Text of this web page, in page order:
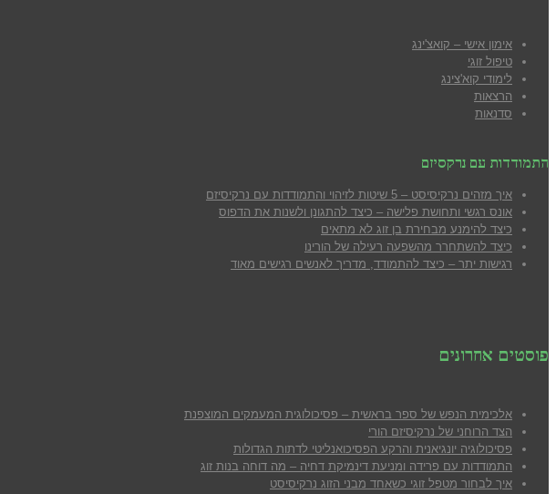
אימון אישי – קואצ'ינג
טיפול זוגי
לימודי קוא'צינג
הרצאות
סדנאות
התמודדות עם נרקסיזם
איך מזהים נרקיסיסט – 5 שיטות לזיהוי והתמודדות עם נרקיסיזם
אונס רגשי ותחושת פלישה – כיצד להתגונן ולשנות את הדפוס
כיצד להימנע מבחירת בן זוג לא מתאים
כיצד להשתחרר מהשפעה רעילה של הורינו
רגישות יתר – כיצד להתמודד, מדריך לאנשים רגישים מאוד
פוסטים אחרונים
אלכימית הנפש של ספר בראשית – פסיכולוגית המעמקים המוצפנת
הצד הרוחני של נרקיסיזם הורי
פסיכולוגיה יונגיאנית והרקע הפסיכואנליטי לדתות הגדולות
התמודדות עם פרידה ומניעת דינמיקת דחיה – מה דוחה בנות זוג
איך לבחור מטפל זוגי כשאחד מבני הזוג נרקיסיסט